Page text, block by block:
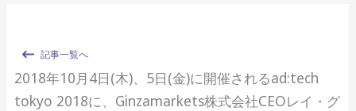
記事一覧へ
2018年10月4日(木)、5日(金)に開催されるad:tech
tokyo 2018に、Ginzamarkets株式会社CEOレイ・グ